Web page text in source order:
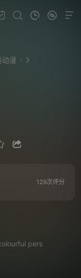
动漫 ·
129次评分
pers